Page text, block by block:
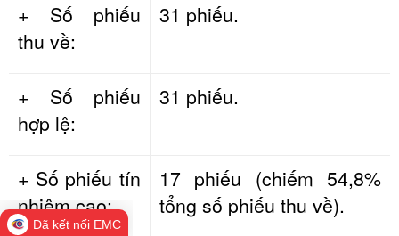
+ Số phiếu
thu về:
31 phiếu.
+ Số phiếu
hợp lệ:
31 phiếu.
+ Số phiếu tín
nhiệm cao:
17 phiếu (chiếm 54,8%
tổng số phiếu thu về).
Đã kết nối EMC